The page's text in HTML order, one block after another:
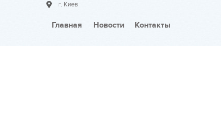
г. Киев
Главная Новости Контакты